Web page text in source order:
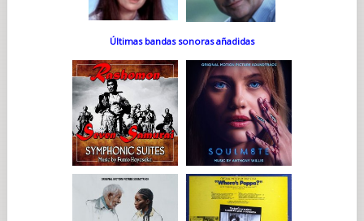
Últimas bandas sonoras añadidas